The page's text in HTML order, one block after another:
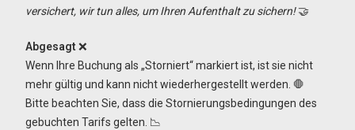
versichert, wir tun alles, um Ihren Aufenthalt zu sichern!🤝
Abgesagt ❌
Wenn Ihre Buchung als „Storniert“ markiert ist, ist sie nicht
mehr gültig und kann nicht wiederhergestellt werden. 🛑
Bitte beachten Sie, dass die Stornierungsbedingungen des
gebuchten Tarifs gelten. 📉